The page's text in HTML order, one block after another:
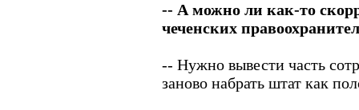
-- А можно ли как-то
чеченских
-- Нужно вывести часть
заново набрать штат как